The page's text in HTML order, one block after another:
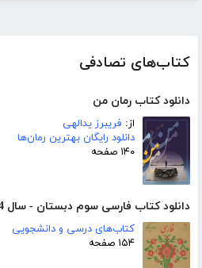
کتاب‌های تصادفی
دانلود کتاب رمان من
از: فریبرز یدالهی
دانلود رایگان بهترین رمان‌ها
۱۴۰ صفحه
دانلود کتاب فارسی سوم دبستان - سال 1364
کتاب‌های درسی و دانشجویی
۱۵۴ صفحه